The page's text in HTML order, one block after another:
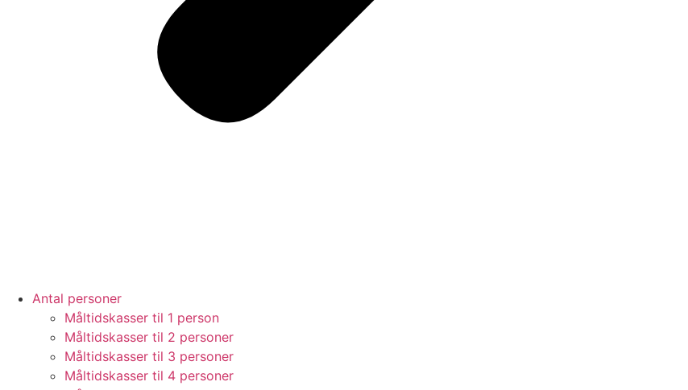
Antal personer
Måltidskasser til 1 person
Måltidskasser til 2 personer
Måltidskasser til 3 personer
Måltidskasser til 4 personer